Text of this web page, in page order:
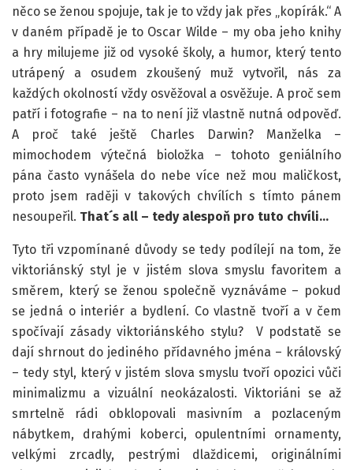
něco se ženou spojuje, tak je to vždy jak přes „kopírák.“ A
v daném případě je to Oscar Wilde – my oba jeho knihy
a hry milujeme již od vysoké školy, a humor, který tento
utrápený a osudem zkoušený muž vytvořil, nás za
každých okolností vždy osvěžoval a osvěžuje. A proč sem
patří i fotografie – na to není již vlastně nutná odpověď.
A proč také ještě Charles Darwin? Manželka –
mimochodem výtečná bioložka – tohoto geniálního
pána často vynášela do nebe více než mou maličkost,
proto jsem raději v takových chvílích s tímto pánem
nesoupeřil. That´s all – tedy alespoň pro tuto chvíli…
Tyto tři vzpomínané důvody se tedy podílejí na tom, že
viktoriánský styl je v jistém slova smyslu favoritem a
směrem, který se ženou společně vyznáváme – pokud
se jedná o interiér a bydlení. Co vlastně tvoří a v čem
spočívají zásady viktoriánského stylu? V podstatě se
dají shrnout do jediného přídavného jména – královský
– tedy styl, který v jistém slova smyslu tvoří opozici vůči
minimalizmu a vizuální neokázalosti. Viktoriáni se až
smrtelně rádi obklopovali masivním a pozlaceným
nábytkem, drahými koberci, opulentními ornamenty,
velkými zrcadly, pestrými dlaždicemi, originálními